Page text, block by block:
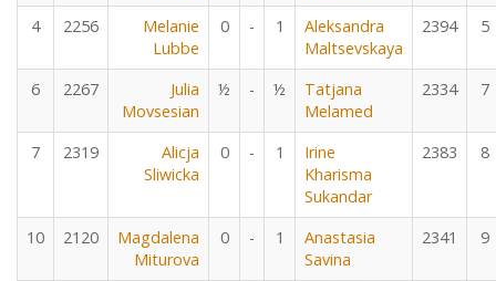
4 2256
Melanie
Lubbe
0 - 1
Aleksandra
Maltsevskaya
2394 5
6 2267
Julia
Movsesian
½ - ½
Tatjana
Melamed
2334 7
7 2319
Alicja
Sliwicka
0 - 1
Irine
Kharisma
Sukandar
2383 8
10 2120
Magdalena
Miturova
0 - 1
Anastasia
Savina
2341 9